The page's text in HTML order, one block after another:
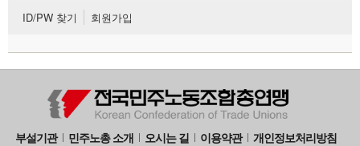
ID/PW 찾기 회원가입
부설기관 민주노총 소개 오시는 길 이용약관 개인정보처리방침
자료
부설기관